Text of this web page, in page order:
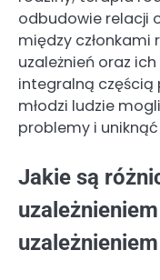
odbudowie relacji
między członkami
uzależnień oraz
integralną
młodzi ludzie
problemy i uniknąć
Jakie są